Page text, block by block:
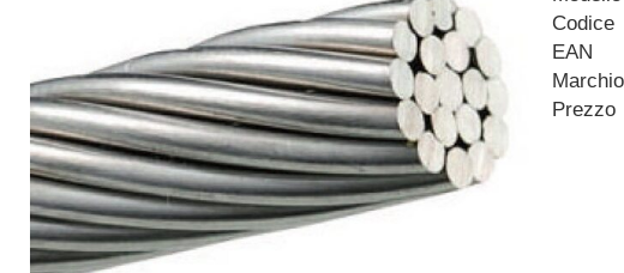
Codice
EAN
Marchio
Prezzo